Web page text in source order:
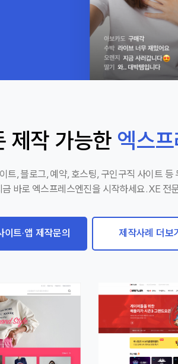
제작 가능한 엑스
트, 블로그, 예약, 호스팅, 구인구직 사이트 등
바로 엑스프레스엔진을 시작하세요. XE 전
이트·앱 제작문의 제작사례 더보기